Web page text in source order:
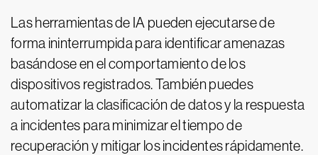
Las herramientas de IA pueden ejecutarse de
forma ininterrumpida para identificar amenazas
basándose en el comportamiento de los
dispositivos registrados. También puedes
automatizar la clasificación de datos y la respuesta
a incidentes para minimizar el tiempo de
recuperación y mitigar los incidentes rápidamente.